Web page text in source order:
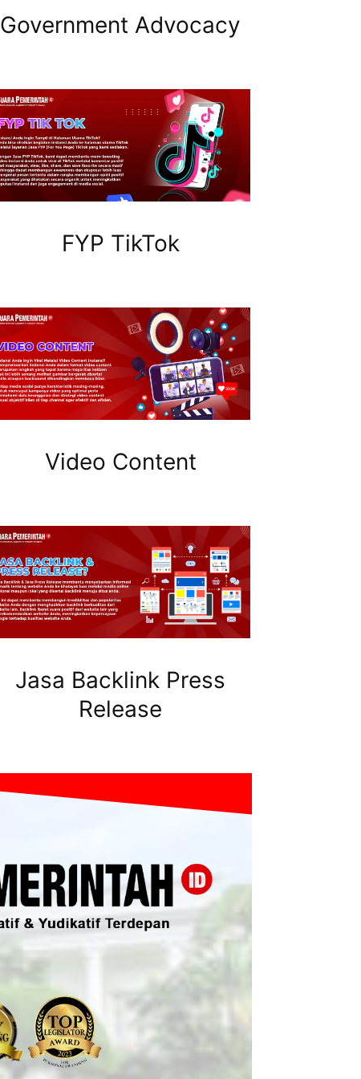
Government Advocacy
FYP TikTok
Video Content
Jasa Backlink Press
Release